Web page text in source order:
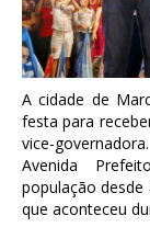
A cidade de
festa para
vice-
Avenida
população
que aconteceu